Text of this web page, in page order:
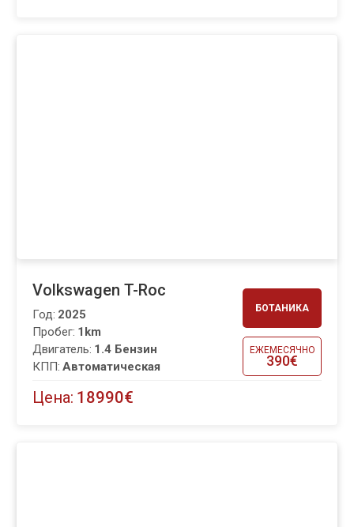
БОТАНИКА
ЕЖЕМЕСЯЧНО
390€
Volkswagen T-Roc
Пробег: 1km
Год: 2025
Двигатель: 1.4 Бензин
КПП: Автоматическая
Цена: 18990€